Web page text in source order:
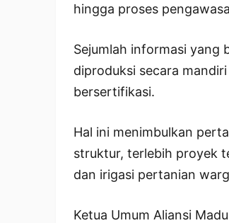
hingga proses
Sejumlah informasi yang
diproduksi secara
bersertifikasi.
Hal ini menimbulkan
struktur, terlebih proyek
dan irigasi pertanian
Ketua Umum Aliansi